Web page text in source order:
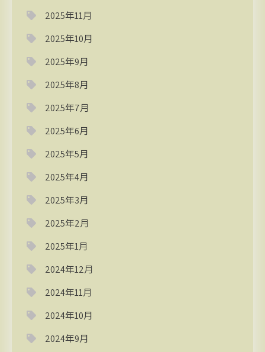
2025年11月
2025年10月
2025年9月
2025年8月
2025年7月
2025年6月
2025年5月
2025年4月
2025年3月
2025年2月
2025年1月
2024年12月
2024年11月
2024年10月
2024年9月